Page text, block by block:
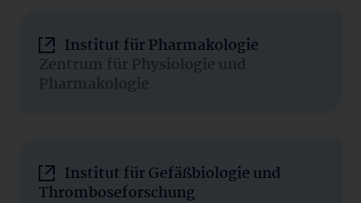
Institut für Pharmakologie
Zentrum für Physiologie und
Pharmakologie
Institut für Gefäßbiologie und
Thromboseforschung